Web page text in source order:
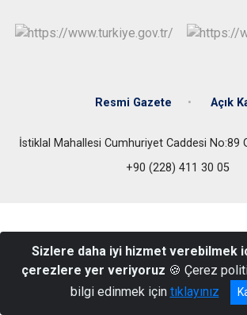
Resmi Gazete Açık
İstiklal Mahallesi Cumhuriyet Caddesi No:89
+90 (228) 411 30 05
Sizlere daha iyi hizmet verebilmek
çerezlere yer veriyoruz 🍪 Çerez
bilgi edinmek için tıklayınız